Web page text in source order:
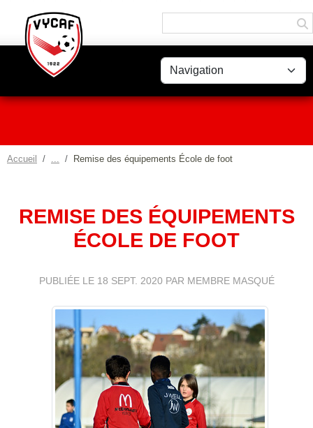
Accueil Remise des équipements École de foot
REMISE DES ÉQUIPEMENTS
ÉCOLE DE FOOT
PUBLIÉE LE 18 SEPT. 2020 PAR MEMBRE MASQUÉ